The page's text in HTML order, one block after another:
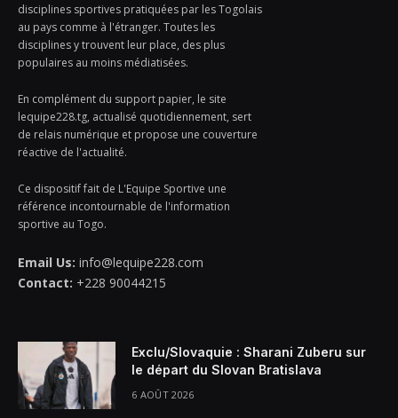
disciplines sportives pratiquées par les Togolais
au pays comme à l'étranger. Toutes les
disciplines y trouvent leur place, des plus
populaires au moins médiatisées.
En complément du support papier, le site
lequipe228.tg, actualisé quotidiennement, sert
de relais numérique et propose une couverture
réactive de l'actualité.
Ce dispositif fait de L'Equipe Sportive une
référence incontournable de l'information
sportive au Togo.
Email Us: info@lequipe228.com
Contact: +228 90044215
Exclu/Slovaquie : Sharani Zuberu sur
le départ du Slovan Bratislava
6 AOÛT 2026